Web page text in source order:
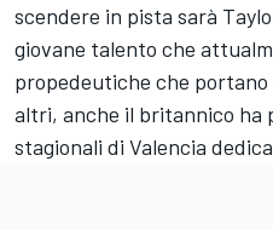
scendere in pista sarà
giovane talento che
propedeutiche che portano
altri, anche il britannico ha
stagionali di Valencia